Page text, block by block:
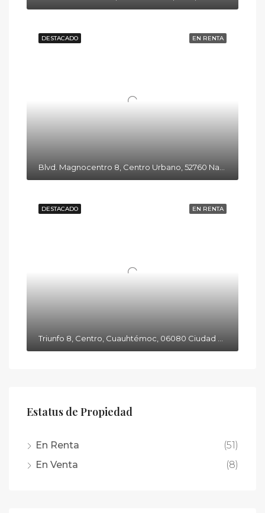
EN RENTA
DESTACADO
EN RENTA
DESTACADO
Estatus de Propiedad
En Renta
(51)
En Venta
(8)